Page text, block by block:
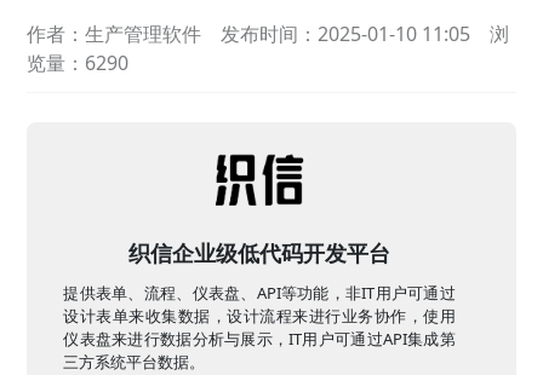
作者：生产管理软件 发布时间：2025-01-10 11:05
浏
览量：6290
织信企业级低代码开发平台
提供表单、流程、仪表盘、API等功能，非IT用户可通过
设计表单来收集数据，设计流程来进行业务协作，使用
仪表盘来进行数据分析与展示，IT用户可通过API集成第
三方系统平台数据。